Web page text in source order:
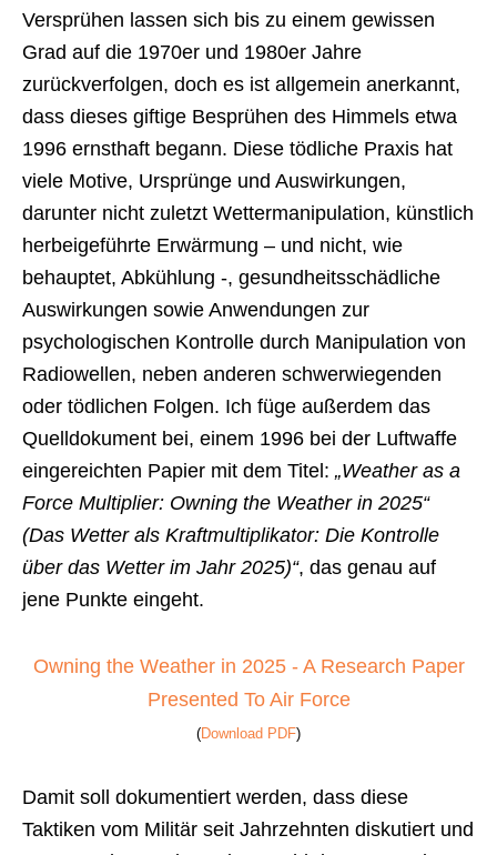
Versprühen lassen sich bis zu einem gewissen
Grad auf die 1970er und 1980er Jahre
zurückverfolgen, doch es ist allgemein anerkannt,
dass dieses giftige Besprühen des Himmels etwa
1996 ernsthaft begann. Diese tödliche Praxis hat
viele Motive, Ursprünge und Auswirkungen,
darunter nicht zuletzt Wettermanipulation, künstlich
herbeigeführte Erwärmung – und nicht, wie
behauptet, Abkühlung -, gesundheitsschädliche
Auswirkungen sowie Anwendungen zur
psychologischen Kontrolle durch Manipulation von
Radiowellen, neben anderen schwerwiegenden
oder tödlichen Folgen. Ich füge außerdem das
Quelldokument bei, einem 1996 bei der Luftwaffe
eingereichten Papier mit dem Titel: „Weather as a
Force Multiplier: Owning the Weather in 2025“
(Das Wetter als Kraftmultiplikator: Die Kontrolle
über das Wetter im Jahr 2025)“, das genau auf
jene Punkte eingeht.
Owning the Weather in 2025 - A Research Paper
Presented To Air Force
(Download PDF)
Damit soll dokumentiert werden, dass diese
Taktiken vom Militär seit Jahrzehnten diskutiert und